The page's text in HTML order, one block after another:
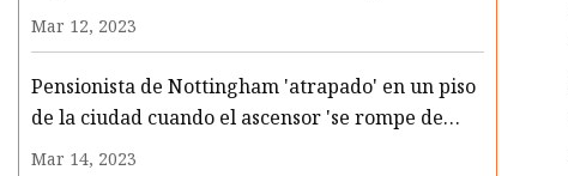
Mar 12, 2023
Pensionista de Nottingham 'atrapado' en un piso
de la ciudad cuando el ascensor 'se rompe de
nuevo' en un día caluroso
Mar 14, 2023